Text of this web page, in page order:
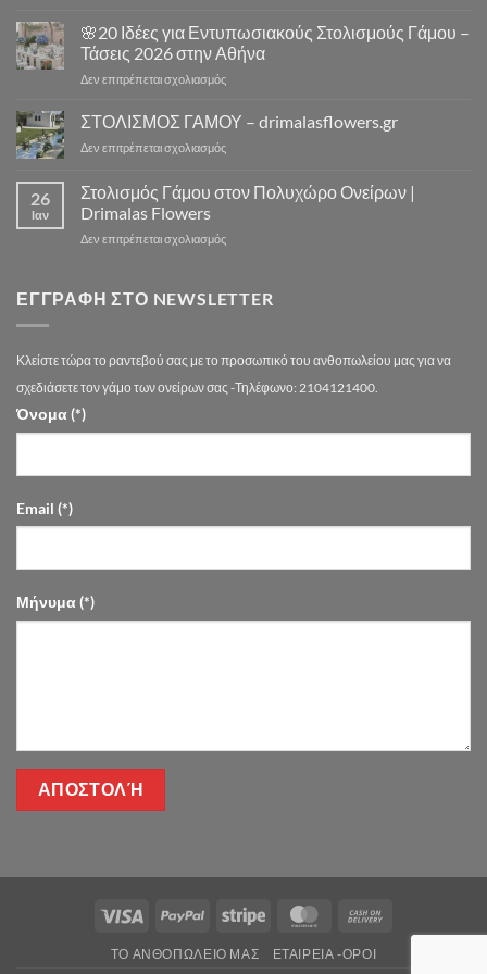
10
Μοναδικά
Concept
Design
Αξέχαστους
Γάμου
Κοστίζει
ο
Στολισμός
–
Οδηγός
Αθήνα
🌸20 Ιδέες για Εντυπωσιακούς Στολισμούς Γάμου –
Τάσεις 2026 στην Αθήνα
Δεν επιτρέπεται σχολιασμόςστο
20
για
Στολισμούς
Τάσεις
Αθήνα
ΣΤΟΛΙΣΜΟΣ ΓΑΜΟΥ – drimalasflowers.gr
Δεν επιτρέπεται σχολιασμόςστο
ΓΑΜΟΥ
–
26
Ιαν
Στολισμός Γάμου στον Πολυχώρο Ονείρων |
Drimalas Flowers
Δεν επιτρέπεται σχολιασμόςστο
στον
Drimalas
Flowers
ΕΓΓΡΑΦΉ ΣΤΟ NEWSLETTER
Κλείστε τώρα το ραντεβού σας με το προσωπικό του ανθοπωλείου μας για να
σχεδιάσετε τον γάμο των ονείρων σας -Τηλέφωνο: 2104121400.
Όνομα (*)
Email (*)
Μήνυμα (*)
Visa PayPal Stripe MasterCard
ΤΌ ΑΝΘΟΠΩΛΕΊΟ ΜΑΣ ΕΤΑΙΡΕΊΑ -ΟΡΟΙ